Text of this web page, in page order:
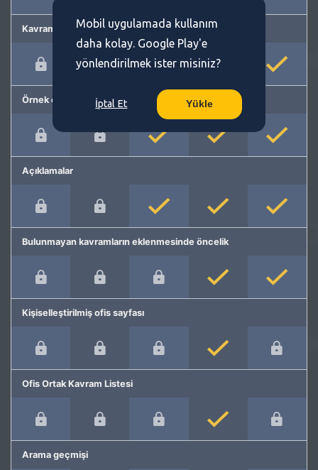
Kavram önerme
Örnek cümleler
Açıklamalar
Bulunmayan kavramların eklenmesinde öncelik
Kişiselleştirilmiş ofis sayfası
Ofis Ortak Kavram Listesi
Arama geçmişi
Mobil uygulamada kullanım
daha kolay. Google Play'e
yönlendirilmek ister misiniz?
İptal Et Yükle